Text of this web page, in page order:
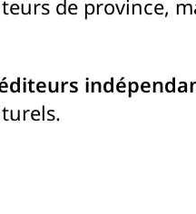
de province,